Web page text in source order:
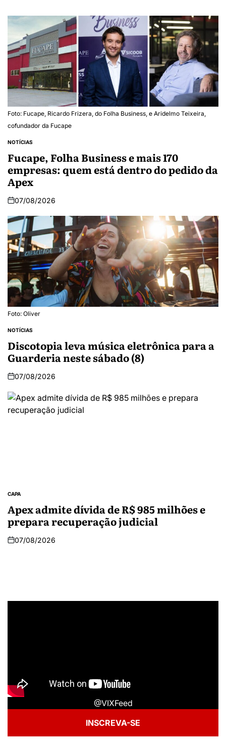
Foto: Fucape, Ricardo Frizera, do Folha Business, e Aridelmo Teixeira,
cofundador da Fucape
NOTÍCIAS
Fucape, Folha Business e mais 170
empresas: quem está dentro do pedido da
Apex
07/08/2026
Foto: Oliver
NOTÍCIAS
Discotopia leva música eletrônica para a
Guarderia neste sábado (8)
07/08/2026
CAPA
Apex admite dívida de R$ 985 milhões e
prepara recuperação judicial
07/08/2026
@VIXFeed
INSCREVA-SE